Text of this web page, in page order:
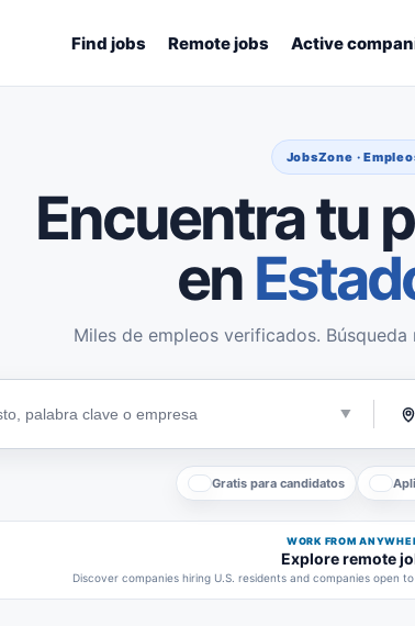
Find jobs Remote jobs Active
JobsZone ·
Encuentra tu
en
Miles de empleos verificados.
Gratis para candidatos
WORK FROM
Explore remote
Discover companies hiring U.S. residents and companies open